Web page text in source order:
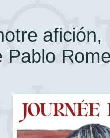
afición,
Pablo